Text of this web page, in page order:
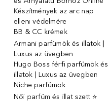
Készítmények az arc nap
elleni védelmére
BB & CC krémek
Armani parfümök és illatok |
Luxus az üvegben
Hugo Boss férfi parfümök és
illatok | Luxus az üvegben
Niche parfümok
Női parfüm és illat szett ⭐